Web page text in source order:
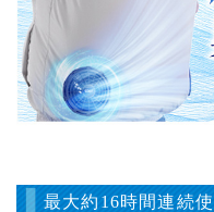
最大約16時間連続